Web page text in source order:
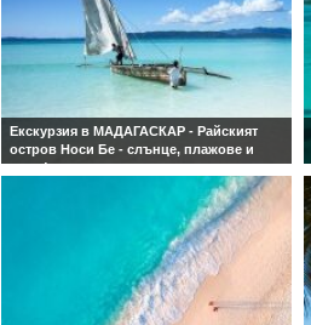
Екскурзия в МАДАГАСКАР - Райският
остров Носи Бе - слънце, плажове и
море!
7 нощувки със закуски и вечери!